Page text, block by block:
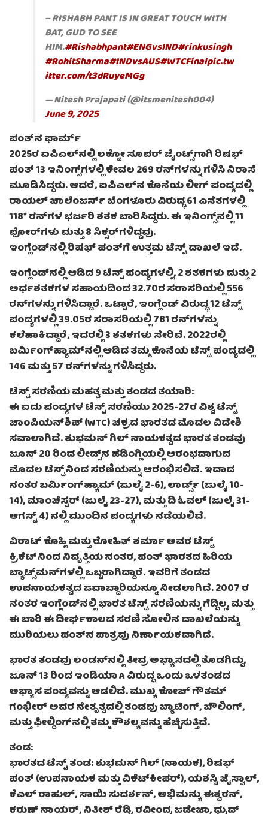
– RISHABH PANT IS IN GREAT TOUCH WITH
BAT, GUD TO SEE
HIM.#Rishabhpant#ENGvsIND#rinkusingh
#RohitSharma#INDvsAUS#WTCFinalpic.tw
itter.com/t3dRuyeMGg
— Nitesh Prajapati (@itsmenitesh004)
June 9, 2025
ಪಂತ್‌ನ ಫಾರ್ಮ್
2025ರ ಐಪಿಎಲ್‌ನಲ್ಲಿ ಲಕ್ನೋ ಸೂಪರ್ ಜೈಂಟ್ಸ್‌ಗಾಗಿ ರಿಷಭ್
ಪಂತ್ 13 ಇನಿಂಗ್ಸ್‌ಗಳಲ್ಲಿ ಕೇವಲ 269 ರನ್‌ಗಳನ್ನು ಗಳಿಸಿ ನಿರಾಸೆ
ಮೂಡಿಸಿದ್ದರು. ಆದರೆ, ಐಪಿಎಲ್‌ನ ಕೊನೆಯ ಲೀಗ್ ಪಂದ್ಯದಲ್ಲಿ
ರಾಯಲ್ ಚಾಲೆಂಜರ್ಸ್ ಬೆಂಗಳೂರು ವಿರುದ್ಧ 61 ಎಸೆತಗಳಲ್ಲಿ
118* ರನ್‌ಗಳ ಭರ್ಜರಿ ಶತಕ ಬಾರಿಸಿದ್ದರು. ಈ ಇನಿಂಗ್ಸ್‌ನಲ್ಲಿ 11
ಫೋರ್‌ಗಳು ಮತ್ತು 8 ಸಿಕ್ಸರ್‌ಗಳಿದ್ದವು.
ಇಂಗ್ಲೆಂಡ್‌ನಲ್ಲಿ ರಿಷಭ್ ಪಂತ್‌ಗೆ ಉತ್ತಮ ಟೆಸ್ಟ್ ದಾಖಲೆ ಇದೆ.
ಇಂಗ್ಲೆಂಡ್‌ನಲ್ಲಿ ಆಡಿದ 9 ಟೆಸ್ಟ್ ಪಂದ್ಯಗಳಲ್ಲಿ, 2 ಶತಕಗಳು ಮತ್ತು 2
ಅರ್ಧಶತಕಗಳ ಸಹಾಯದಿಂದ 32.70ರ ಸರಾಸರಿಯಲ್ಲಿ 556
ರನ್‌ಗಳನ್ನು ಗಳಿಸಿದ್ದಾರೆ. ಒಟ್ಟಾರೆ, ಇಂಗ್ಲೆಂಡ್ ವಿರುದ್ಧ 12 ಟೆಸ್ಟ್
ಪಂದ್ಯಗಳಲ್ಲಿ 39.05ರ ಸರಾಸರಿಯಲ್ಲಿ 781 ರನ್‌ಗಳನ್ನು
ಕಲೆಹಾಕಿದ್ದಾರೆ, ಇದರಲ್ಲಿ 3 ಶತಕಗಳು ಸೇರಿವೆ. 2022ರಲ್ಲಿ
ಬರ್ಮಿಂಗ್‌ಹ್ಯಾಮ್‌ನಲ್ಲಿ ಆಡಿದ ತಮ್ಮ ಕೊನೆಯ ಟೆಸ್ಟ್ ಪಂದ್ಯದಲ್ಲಿ
146 ಮತ್ತು 57 ರನ್‌ಗಳನ್ನು ಗಳಿಸಿದ್ದರು.
ಟೆಸ್ಟ್ ಸರಣಿಯ ಮಹತ್ವ ಮತ್ತು ತಂಡದ ತಯಾರಿ:
ಈ ಐದು ಪಂದ್ಯಗಳ ಟೆಸ್ಟ್ ಸರಣಿಯು 2025-27ರ ವಿಶ್ವ ಟೆಸ್ಟ್
ಚಾಂಪಿಯನ್‌ಶಿಪ್ (WTC) ಚಕ್ರದ ಭಾರತದ ಮೊದಲ ವಿದೇಶಿ
ಸವಾಲಾಗಿದೆ. ಶುಭಮನ್ ಗಿಲ್ ನಾಯಕತ್ವದ ಭಾರತ ತಂಡವು
ಜೂನ್ 20 ರಿಂದ ಲೀಡ್ಸ್‌ನ ಹೆಡಿಂಗ್ಲಿಯಲ್ಲಿ ಆರಂಭವಾಗುವ
ಮೊದಲ ಟೆಸ್ಟ್‌ನಿಂದ ಸರಣಿಯನ್ನು ಆರಂಭಿಸಲಿದೆ. ಇದಾದ
ನಂತರ ಬರ್ಮಿಂಗ್‌ಹ್ಯಾಮ್ (ಜುಲೈ 2-6), ಲಾರ್ಡ್ಸ್ (ಜುಲೈ 10-
14), ಮಾಂಚೆಸ್ಟರ್ (ಜುಲೈ 23-27), ಮತ್ತು ದಿ ಓವಲ್ (ಜುಲೈ 31-
ಆಗಸ್ಟ್ 4) ನಲ್ಲಿ ಮುಂದಿನ ಪಂದ್ಯಗಳು ನಡೆಯಲಿವೆ.
ವಿರಾಟ್ ಕೊಹ್ಲಿ ಮತ್ತು ರೋಹಿತ್ ಶರ್ಮಾ ಅವರ ಟೆಸ್ಟ್
ಕ್ರಿಕೆಟ್‌ನಿಂದ ನಿವೃತ್ತಿಯ ನಂತರ, ಪಂತ್ ಭಾರತದ ಹಿರಿಯ
ಬ್ಯಾಟ್ಸ್‌ಮನ್‌ಗಳಲ್ಲಿ ಒಬ್ಬರಾಗಿದ್ದಾರೆ. ಇವರಿಗೆ ತಂಡದ
ಉಪನಾಯಕತ್ವದ ಜವಾಬ್ದಾರಿಯನ್ನೂ ನೀಡಲಾಗಿದೆ. 2007 ರ
ನಂತರ ಇಂಗ್ಲೆಂಡ್‌ನಲ್ಲಿ ಭಾರತ ಟೆಸ್ಟ್ ಸರಣಿಯನ್ನು ಗೆದ್ದಿಲ್ಲ, ಮತ್ತು
ಈ ಬಾರಿ ಈ ದೀರ್ಘಕಾಲದ ಸರಣಿ ಸೋಲಿನ ದಾಖಲೆಯನ್ನು
ಮುರಿಯಲು ಪಂತ್‌ನ ಪಾತ್ರವು ನಿರ್ಣಾಯಕವಾಗಿದೆ.
ಭಾರತ ತಂಡವು ಲಂಡನ್‌ನಲ್ಲಿ ತೀವ್ರ ಅಭ್ಯಾಸದಲ್ಲಿ ತೊಡಗಿದ್ದು,
ಜೂನ್ 13 ರಿಂದ ಇಂಡಿಯಾ A ವಿರುದ್ಧ ಒಂದು ಒಳತಂಡದ
ಅಭ್ಯಾಸ ಪಂದ್ಯವನ್ನು ಆಡಲಿದೆ. ಮುಖ್ಯ ಕೋಚ್ ಗೌತಮ್
ಗಂಭೀರ್ ಅವರ ನೇತೃತ್ವದಲ್ಲಿ ತಂಡವು ಬ್ಯಾಟಿಂಗ್, ಬೌಲಿಂಗ್,
ಮತ್ತು ಫೀಲ್ಡಿಂಗ್‌ನಲ್ಲಿ ತಮ್ಮ ಕೌಶಲ್ಯವನ್ನು ಹೆಚ್ಚಿಸುತ್ತಿದೆ.
ತಂಡ:
ಭಾರತದ ಟೆಸ್ಟ್ ತಂಡ: ಶುಭಮನ್ ಗಿಲ್ (ನಾಯಕ), ರಿಷಭ್
ಪಂತ್ (ಉಪನಾಯಕ ಮತ್ತು ವಿಕೆಟ್‌ಕೀಪರ್), ಯಶಸ್ವಿ ಜೈಸ್ವಾಲ್,
ಕೆಎಲ್ ರಾಹುಲ್, ಸಾಯಿ ಸುದರ್ಶನ್, ಅಭಿಮನ್ಯು ಈಶ್ವರನ್,